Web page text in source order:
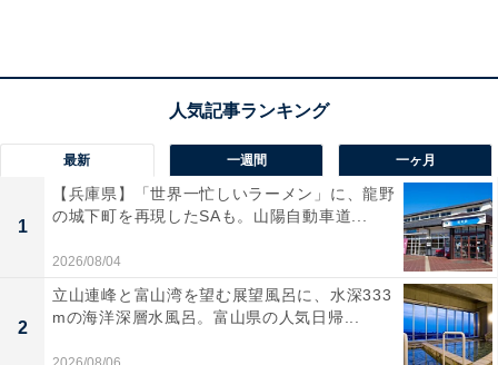
梅干し、サンダル
最新 一週間 一ヶ月
1
【兵庫県】「世界一忙しいラーメン」に、龍野
の城下町を再現したSAも。山陽自動車道...
2026/08/04
2
立山連峰と富山湾を望む展望風呂に、水深333
mの海洋深層水風呂。富山県の人気日帰...